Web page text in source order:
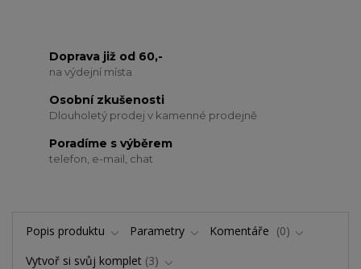
Doprava již od 60,-
na výdejní místa
Osobní zkušenosti
Dlouholetý prodej v kamenné prodejně
Poradíme s výběrem
telefon, e-mail, chat
Popis produktu Parametry Komentáře
0
Vytvoř si svůj komplet 3